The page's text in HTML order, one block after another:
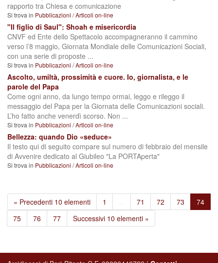
rapporto tra Chiesa e comunicazione
Si trova in Pubblicazioni /Articoli on-line
"Il figlio di Saul": Shoah e misericordia
CNVF ed Ente dello Spettacolo accompagneranno il cammino
verso l’8 maggio, Giornata Mondiale delle Comunicazioni Sociali,
con una serie di proposte ...
Si trova in Pubblicazioni /Articoli on-line
Ascolto, umiltà, prossimità e cuore. Io, giornalista, e le
parole del Papa
Come ogni anno, da lungo tempo ormai, leggo e rileggo il
messaggio del Papa per la Giornata delle Comunicazioni sociali.
L’ho fatto anche venerdì scorso. Non ...
Si trova in Pubblicazioni /Articoli on-line
Bellezza: quando Dio «seduce»
Il testo qui di seguito compare sul numero di febbraio del mensile
di Avvenire dedicato al Giubileo "La PORTAperta"
Si trova in Pubblicazioni /Articoli on-line
« Precedenti 10 elementi 1 71 72 73
74
75
76 77 Successivi 10 elementi »